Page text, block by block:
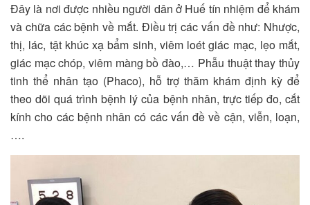
Đây là nơi được nhiều người dân ở Huế tín nhiệm để khám
và chữa các bệnh về mắt. Điều trị các vấn đề như: Nhược,
thị, lác, tật khúc xạ bẩm sinh, viêm loét giác mạc, lẹo mắt,
giác mạc chóp, viêm màng bồ đào,… Phẫu thuật thay thủy
tinh thể nhân tạo (Phaco), hỗ trợ thăm khám định kỳ để
theo dõi quá trình bệnh lý của bệnh nhân, trực tiếp đo, cắt
kính cho các bệnh nhân có các vấn đề về cận, viễn, loạn,
….